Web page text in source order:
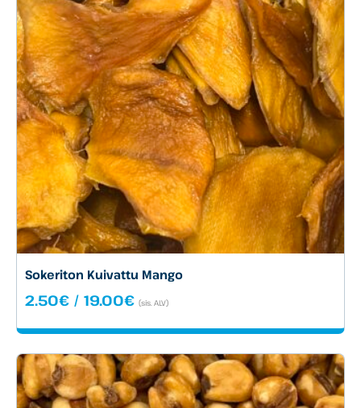
Sokeriton Kuivattu Mango
2.50€ / 19.00€Hintaluokka:
-
(sis. ALV)